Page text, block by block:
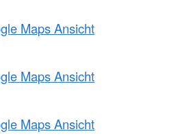
Maps Ansicht
Maps Ansicht
Maps Ansicht